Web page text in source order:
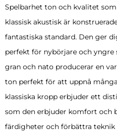
Spelbarhet ton och kvalitet
klassisk akustisk är
fantastiska standard. Den ger
perfekt för nybörjare och yngre
gran och nato producerar en
ton perfekt för att uppnå
klassiska kropp erbjuder ett
som den erbjuder komfort och
färdigheter och förbättra